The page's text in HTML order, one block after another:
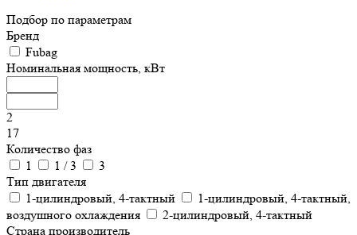
Подбор по параметрам
Бренд
Fubag
Номинальная мощность, кВт
2
17
Количество фаз
1
1 / 3
3
Тип двигателя
1-цилиндровый, 4-тактный
1-цилиндровый, 4-тактный,
воздушного охлаждения
2-цилиндровый, 4-тактный
Страна производитель